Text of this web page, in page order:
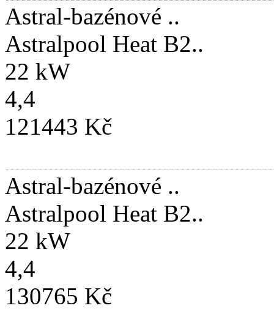
Astral-bazénové ..
Astralpool Heat B2..
22 kW
4,4
121443 Kč
Astral-bazénové ..
Astralpool Heat B2..
22 kW
4,4
130765 Kč